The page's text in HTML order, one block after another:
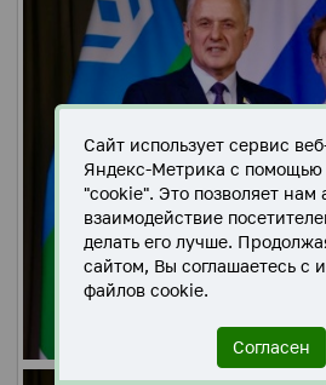
Сайт использует сервис
Яндекс-Метрика с помощью
"cookie". Это позволяет нам
взаимодействие
делать его лучше.
сайтом, Вы соглашаетесь с
файлов cookie.
Согласен